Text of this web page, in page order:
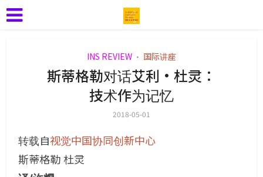
INS REVIEW • 国际讲座
斯蒂格勒对话艾利•杜灵：
技术作为记忆
2018-05-01
转载自视觉中国协同创新中心
斯蒂格勒 杜灵